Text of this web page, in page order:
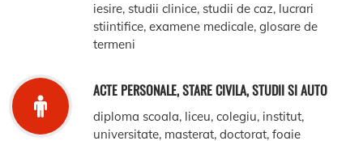
iesire, studii clinice, studii de caz, lucrari
stiintifice, examene medicale, glosare de
termeni
ACTE PERSONALE, STARE CIVILA, STUDII SI AUTO
diploma scoala, liceu, colegiu, institut,
universitate, masterat, doctorat, foaie